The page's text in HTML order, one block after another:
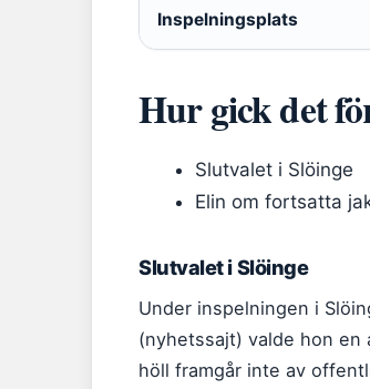
Inspelningsplats
Hur gick det
Slutvalet i Slöinge
Elin om fortsatta
Slutvalet i Slöinge
Under inspelningen i
(nyhetssajt) valde hon en
höll framgår inte av